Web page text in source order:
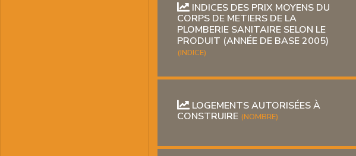
INDICES DES PRIX MOYENS DU
CORPS DE METIERS DE LA
PLOMBERIE SANITAIRE SELON LE
PRODUIT (ANNÉE DE BASE 2005)
(INDICE)
LOGEMENTS AUTORISÉES À
CONSTRUIRE (NOMBRE)